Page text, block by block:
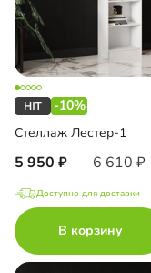
-10%
Стеллаж Лестер-1
5 950 6 610
Доступно для доставки
В корзину